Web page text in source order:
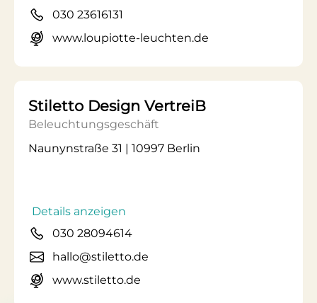
030 23616131
www.loupiotte-leuchten.de
Stiletto Design VertreiB
Beleuchtungsgeschäft
Naunynstraße 31 | 10997 Berlin
Details anzeigen
030 28094614
hallo@stiletto.de
www.stiletto.de